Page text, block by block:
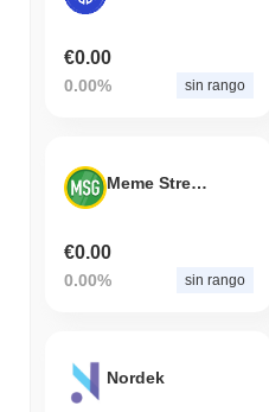
€0.00
0.00% sin rango
Meme Street Gang
€0.00
0.00% sin rango
Nordek